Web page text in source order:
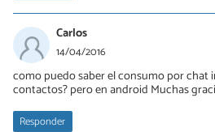
Carlos
14/04/2016
como puedo saber el consumo por chat
contactos? pero en android Muchas
Responder